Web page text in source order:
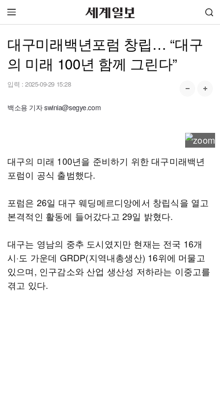
대구미래백년포럼 창립… “대구
의 미래 100년 함께 그린다”
입력 : 2025-09-29 15:28
백소용 기자 swinia@segye.com
대구의 미래 100년을 준비하기 위한 대구미래백년
포럼이 공식 출범했다.
포럼은 26일 대구 웨딩메르디앙에서 창립식을 열고
본격적인 활동에 들어갔다고 29일 밝혔다.
대구는 영남의 중추 도시였지만 현재는 전국 16개
시·도 가운데 GRDP(지역내총생산) 16위에 머물고
있으며, 인구감소와 산업 생산성 저하라는 이중고를
겪고 있다.